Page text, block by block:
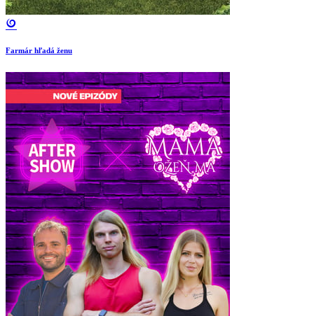
Farmár hľadá ženu